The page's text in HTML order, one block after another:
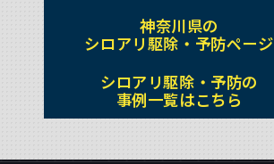
神奈川県の
シロアリ駆除・予防ページ
シロアリ駆除・予防の
事例一覧はこちら